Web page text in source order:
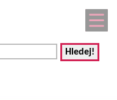
Hledej!